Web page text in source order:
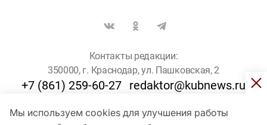
Мы используем cookies для улучшения работы
Контакты редакции:
350000, г. Краснодар, ул. Пашковская, 2
+7 (861) 259-60-27 redaktor@kubnews.ru
Для пользователей старше 16 лет